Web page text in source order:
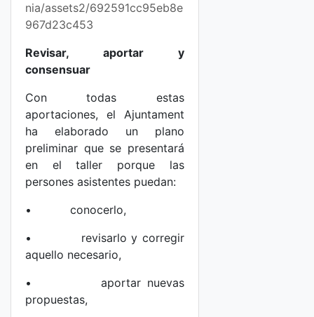
nia/assets2/692591cc95eb8e
967d23c453
Revisar, aportar y
consensuar
Con todas estas
aportaciones, el Ajuntament
ha elaborado un plano
preliminar que se presentará
en el taller porque las
persones asistentes puedan:
• conocerlo,
• revisarlo y corregir
aquello necesario,
• aportar nuevas
propuestas,